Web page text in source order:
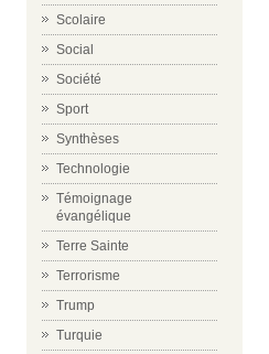
Scolaire
Social
Société
Sport
Synthèses
Technologie
Témoignage
évangélique
Terre Sainte
Terrorisme
Trump
Turquie